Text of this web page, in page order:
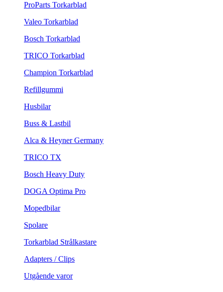
ProParts Torkarblad
Valeo Torkarblad
Bosch Torkarblad
TRICO Torkarblad
Champion Torkarblad
Refillgummi
Husbilar
Buss & Lastbil
Alca & Heyner Germany
TRICO TX
Bosch Heavy Duty
DOGA Optima Pro
Mopedbilar
Spolare
Torkarblad Strålkastare
Adapters / Clips
Utgående varor